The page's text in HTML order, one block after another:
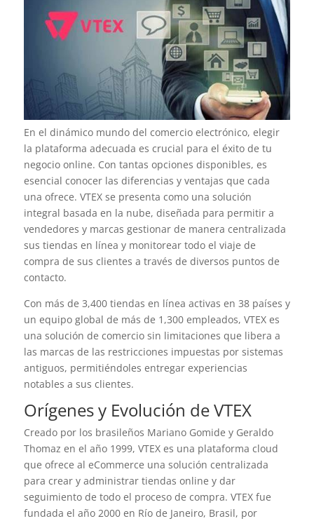
En el dinámico mundo del comercio electrónico, elegir
la plataforma adecuada es crucial para el éxito de tu
negocio online. Con tantas opciones disponibles, es
esencial conocer las diferencias y ventajas que cada
una ofrece. VTEX se presenta como una solución
integral basada en la nube, diseñada para permitir a
vendedores y marcas gestionar de manera centralizada
sus tiendas en línea y monitorear todo el viaje de
compra de sus clientes a través de diversos puntos de
contacto.
Con más de 3,400 tiendas en línea activas en 38 países y
un equipo global de más de 1,300 empleados, VTEX es
una solución de comercio sin limitaciones que libera a
las marcas de las restricciones impuestas por sistemas
antiguos, permitiéndoles entregar experiencias
notables a sus clientes.
Orígenes y Evolución de VTEX
Creado por los brasileños Mariano Gomide y Geraldo
Thomaz en el año 1999, VTEX es una plataforma cloud
que ofrece al eCommerce una solución centralizada
para crear y administrar tiendas online y dar
seguimiento de todo el proceso de compra. VTEX fue
fundada el año 2000 en Río de Janeiro, Brasil, por